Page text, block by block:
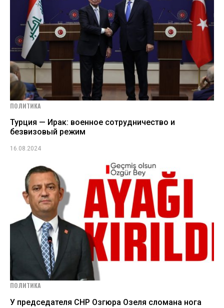
ПОЛИТИКА
Турция — Ирак: военное сотрудничество и
безвизовый режим
16.08.2024
ПОЛИТИКА
У председателя СНР Озгюра Озеля сломана нога